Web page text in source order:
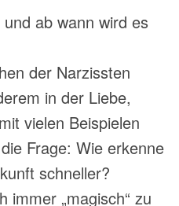
ab wann wird es
der Narzissten
in der Liebe,
vielen Beispielen
Frage: Wie erkenne
schneller?
immer „magisch“ zu